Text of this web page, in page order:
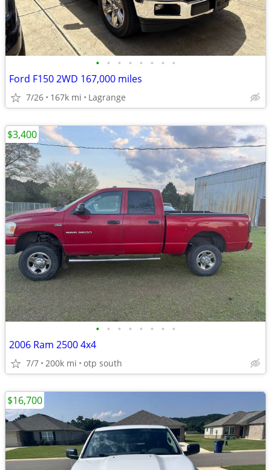
• • • • • • • •
Ford F150 2WD 167,000 miles
7/26 167k mi Lagrange
• • • • • • • •
2006 Ram 2500 4x4
7/7 200k mi otp south
$3,400
$16,700